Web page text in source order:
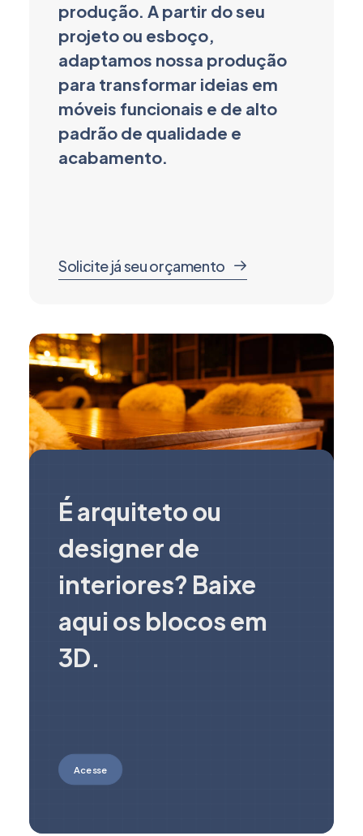
produção. A partir do seu
projeto ou esboço,
adaptamos nossa produção
para transformar ideias em
móveis funcionais e de alto
padrão de qualidade e
acabamento.
Solicite já seu orçamento
É arquiteto ou
designer de
interiores? Baixe
aqui os blocos em
3D.
Acesse